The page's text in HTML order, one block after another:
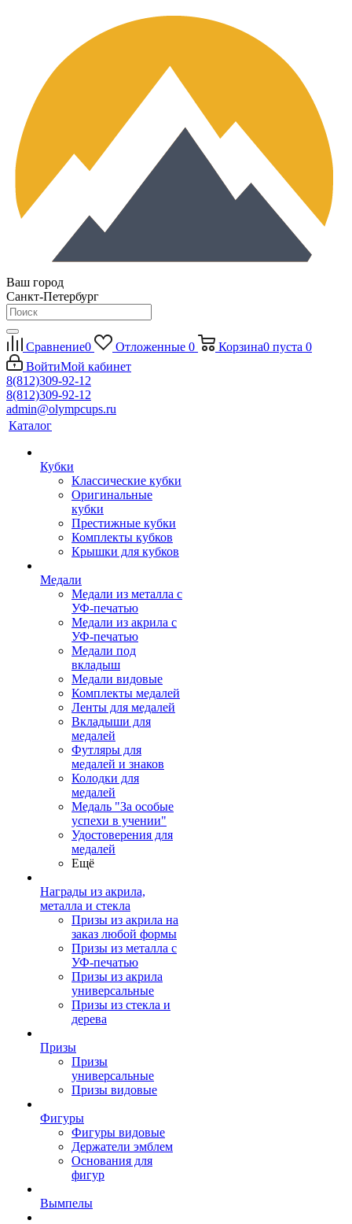
Ваш город
Санкт-Петербург
Сравнение0 Отложенные 0 Корзина0 пуста 0
ВойтиМой кабинет
8(812)309-92-12
8(812)309-92-12
admin@olympcups.ru
Каталог
Кубки
Классические кубки
Оригинальные
кубки
Престижные кубки
Комплекты кубков
Крышки для кубков
Медали
Медали из металла с
УФ-печатью
Медали из акрила с
УФ-печатью
Медали под
вкладыш
Медали видовые
Комплекты медалей
Ленты для медалей
Вкладыши для
медалей
Футляры для
медалей и знаков
Колодки для
медалей
Медаль "За особые
успехи в учении"
Удостоверения для
медалей
Ещё
Награды из акрила,
металла и стекла
Призы из акрила на
заказ любой формы
Призы из металла с
УФ-печатью
Призы из акрила
универсальные
Призы из стекла и
дерева
Призы
Призы
универсальные
Призы видовые
Фигуры
Фигуры видовые
Держатели эмблем
Основания для
фигур
Вымпелы